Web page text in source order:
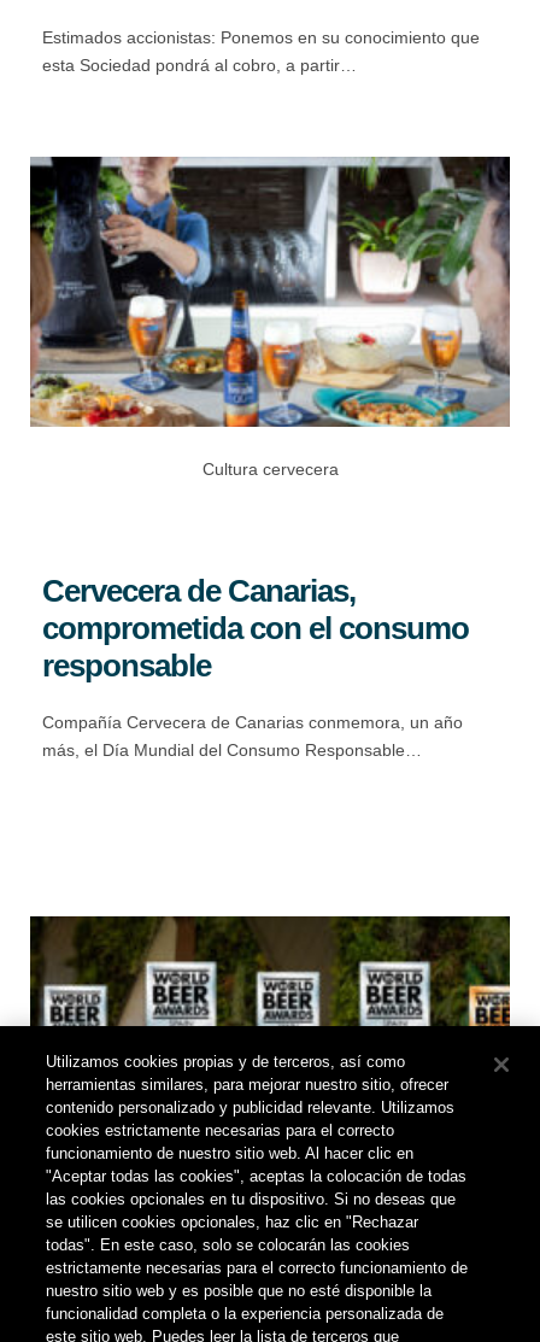
Estimados accionistas: Ponemos en su conocimiento que
esta Sociedad pondrá al cobro, a partir…
Cultura cervecera
Cervecera de Canarias,
comprometida con el consumo
responsable
Compañía Cervecera de Canarias conmemora, un año
más, el Día Mundial del Consumo Responsable…
Cultura cervecera Noticias
Utilizamos cookies propias y de terceros, así como
herramientas similares, para mejorar nuestro sitio, ofrecer
contenido personalizado y publicidad relevante. Utilizamos
cookies estrictamente necesarias para el correcto
funcionamiento de nuestro sitio web. Al hacer clic en
"Aceptar todas las cookies", aceptas la colocación de todas
las cookies opcionales en tu dispositivo. Si no deseas que
se utilicen cookies opcionales, haz clic en "Rechazar
todas". En este caso, solo se colocarán las cookies
estrictamente necesarias para el correcto funcionamiento de
nuestro sitio web y es posible que no esté disponible la
funcionalidad completa o la experiencia personalizada de
este sitio web. Puedes leer la lista de terceros que